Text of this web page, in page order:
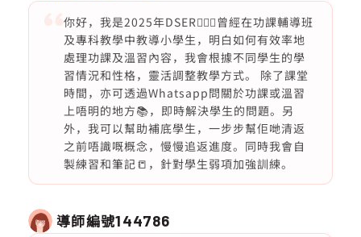
你好，我是2025年DSER🙋🏻‍♀️曾經在功課輔導班
及專科教學中教導小學生，明白如何有效率地
處理功課及溫習內容，我會根據不同學生的學
習情況和性格，靈活調整教學方式。 除了課堂
時間，亦可透過Whatsapp問關於功課或溫習
上唔明的地方📚，即時解決學生的問題。另
外，我可以幫助補底學生，一步步幫佢哋清返
之前唔識嘅概念，慢慢追返進度。同時我會自
製練習和筆記📒，針對學生弱項加強訓練。
導師編號144786